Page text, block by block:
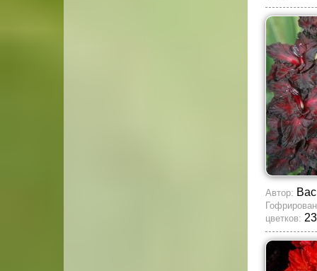
Автор:
цветков: